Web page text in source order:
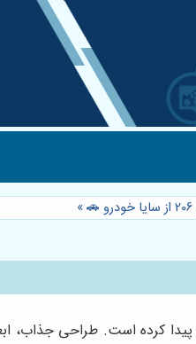
»
پیدا کرده است. طراحی